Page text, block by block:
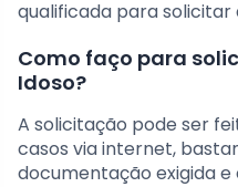
qualificada para solicitar
Como faço para
Idoso?
A solicitação pode ser
casos via internet,
documentação exigida